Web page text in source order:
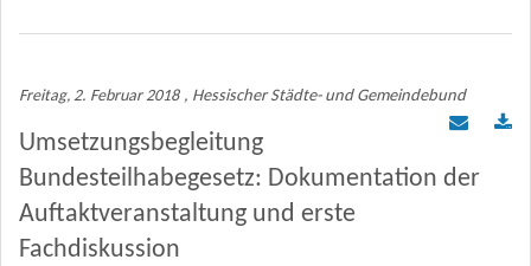
Freitag, 2. Februar 2018 , Hessischer Städte- und Gemeindebund
Umsetzungsbegleitung
Bundesteilhabegesetz: Dokumentation der
Auftaktveranstaltung und erste
Fachdiskussion